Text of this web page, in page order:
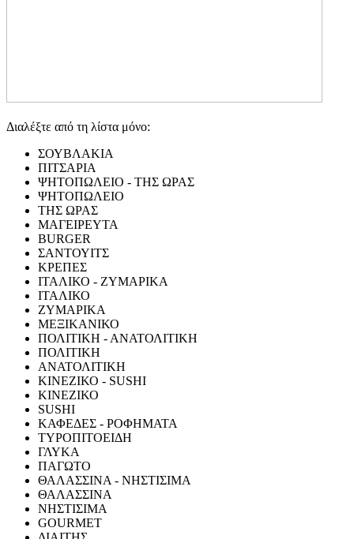
Διαλέξτε από τη λίστα μόνο:
ΣΟΥΒΛΑΚΙΑ
ΠΙΤΣΑΡΙΑ
ΨΗΤΟΠΩΛΕΙΟ - ΤΗΣ ΩΡΑΣ
ΨΗΤΟΠΩΛΕΙΟ
ΤΗΣ ΩΡΑΣ
ΜΑΓΕΙΡΕΥΤΑ
BURGER
ΣΑΝΤΟΥΙΤΣ
ΚΡΕΠΕΣ
ΙΤΑΛΙΚΟ - ΖΥΜΑΡΙΚΑ
ΙΤΑΛΙΚΟ
ΖΥΜΑΡΙΚΑ
ΜΕΞΙΚΑΝΙΚΟ
ΠΟΛΙΤΙΚΗ - ΑΝΑΤΟΛΙΤΙΚΗ
ΠΟΛΙΤΙΚΗ
ΑΝΑΤΟΛΙΤΙΚΗ
ΚΙΝΕΖΙΚΟ - SUSHI
ΚΙΝΕΖΙΚΟ
SUSHI
ΚΑΦΕΔΕΣ - ΡΟΦΗΜΑΤΑ
ΤΥΡΟΠΙΤΟΕΙΔΗ
ΓΛΥΚΑ
ΠΑΓΩΤΟ
ΘΑΛΑΣΣΙΝΑ - ΝΗΣΤΙΣΙΜΑ
ΘΑΛΑΣΣΙΝΑ
ΝΗΣΤΙΣΙΜΑ
GOURMET